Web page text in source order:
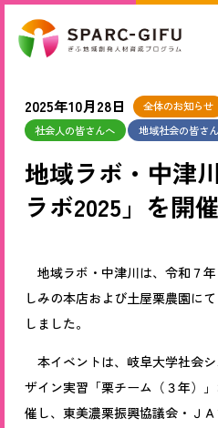
2025年10月28日 全体のお知らせ
社会人の皆さんへ
地域社会の皆さ
地域ラボ・中津
ラボ2025」を開
地域ラボ・中津川は、令和７
しみの本店および土屋栗農園に
しました。
本イベントは、岐阜大学社会
ザイン実習「栗チーム（３年）
催し、東美濃栗振興協議会・Ｊ